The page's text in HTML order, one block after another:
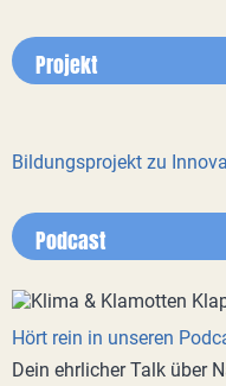
Projekt
Bildungsprojekt zu
Podcast
Hört rein in unseren
Dein ehrlicher Talk über